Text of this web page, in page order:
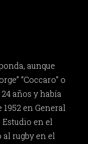
aunque
“Coccaro” o
24 años y había
en General
Estudio en el
al rugby en el